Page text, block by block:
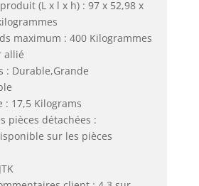
(L x l x h) : 97 x 52,98 x
maximum : 400 Kilogrammes
allié
: Durable,Grande
: 17,5 Kilograms
pièces détachées :
sur les pièces